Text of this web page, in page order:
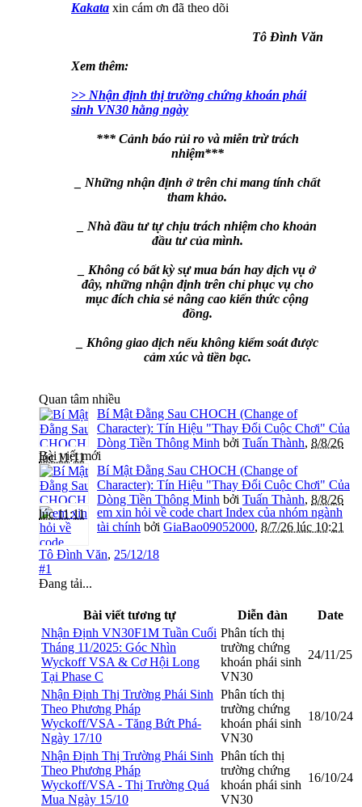
Kakata xin cám ơn đã theo dõi
Tô Đình Văn
Xem thêm:
>> Nhận định thị trường chứng khoán phái
sinh VN30 hằng ngày
*** Cảnh báo rủi ro và miễn trừ trách
nhiệm***
_ Những nhận định ở trên chỉ mang tính chất
tham khảo.
_ Nhà đầu tư tự chịu trách nhiệm cho khoản
đầu tư của mình.
_ Không có bất kỳ sự mua bán hay dịch vụ ở
đây, những nhận định trên chỉ phục vụ cho
mục đích chia sẻ nâng cao kiến thức cộng
đồng.
_ Không giao dịch nếu không kiểm soát được
cảm xúc và tiền bạc.
Quan tâm nhiều
Bí Mật Đằng Sau CHOCH (Change of
Character): Tín Hiệu "Thay Đổi Cuộc Chơi" Của
Dòng Tiền Thông Minh bởi Tuấn Thành, 8/8/26
lúc 11:11
Bài viết mới
Bí Mật Đằng Sau CHOCH (Change of
Character): Tín Hiệu "Thay Đổi Cuộc Chơi" Của
Dòng Tiền Thông Minh bởi Tuấn Thành, 8/8/26
lúc 11:11
em xin hỏi về code chart Index của nhóm ngành
tài chính bởi GiaBao09052000, 8/7/26 lúc 10:21
Tô Đình Văn, 25/12/18
#1
Đang tải...
Bài viết tương tự Diễn đàn
Date
Nhận Định VN30F1M Tuần Cuối
Tháng 11/2025: Góc Nhìn
Wyckoff VSA & Cơ Hội Long
Tại Phase C
Phân tích thị
trường chứng
khoán phái sinh
VN30
24/11/25
Nhận Định Thị Trường Phái Sinh
Theo Phương Pháp
Wyckoff/VSA - Tăng Bứt Phá-
Ngày 17/10
Phân tích thị
trường chứng
khoán phái sinh
VN30
18/10/24
Nhận Định Thị Trường Phái Sinh
Theo Phương Pháp
Wyckoff/VSA - Thị Trường Quá
Mua Ngày 15/10
Phân tích thị
trường chứng
khoán phái sinh
VN30
16/10/24